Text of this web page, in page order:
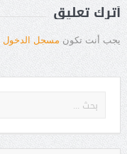
أترك تعليق
يجب أنت تكون مسجل الدخول